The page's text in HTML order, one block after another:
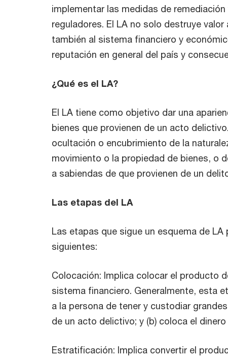
implementar las medidas de
reguladores. El LA no solo destruye
también al sistema financiero y
reputación en general del país y
¿Qué es el LA?
El LA tiene como objetivo dar una
bienes que provienen de un acto
ocultación o encubrimiento de la
movimiento o la propiedad de bienes, o
a sabiendas de que provienen de un
Las etapas del LA
Las etapas que sigue un esquema de
siguientes:
Colocación: Implica colocar el producto
sistema financiero. Generalmente, esta
a la persona de tener y custodiar
de un acto delictivo; y (b) coloca el
Estratificación: Implica convertir el